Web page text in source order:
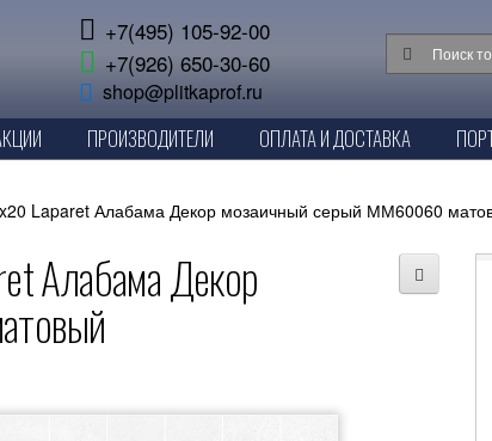
+7(495) 105-92-00
+7(926) 650-30-60
shop@plitkaprof.ru
ПРОИЗВОДИТЕЛИ ОПЛАТА И ДОСТАВКА
Laparet Алабама Декор мозаичный серый ММ60060
Алабама Декор